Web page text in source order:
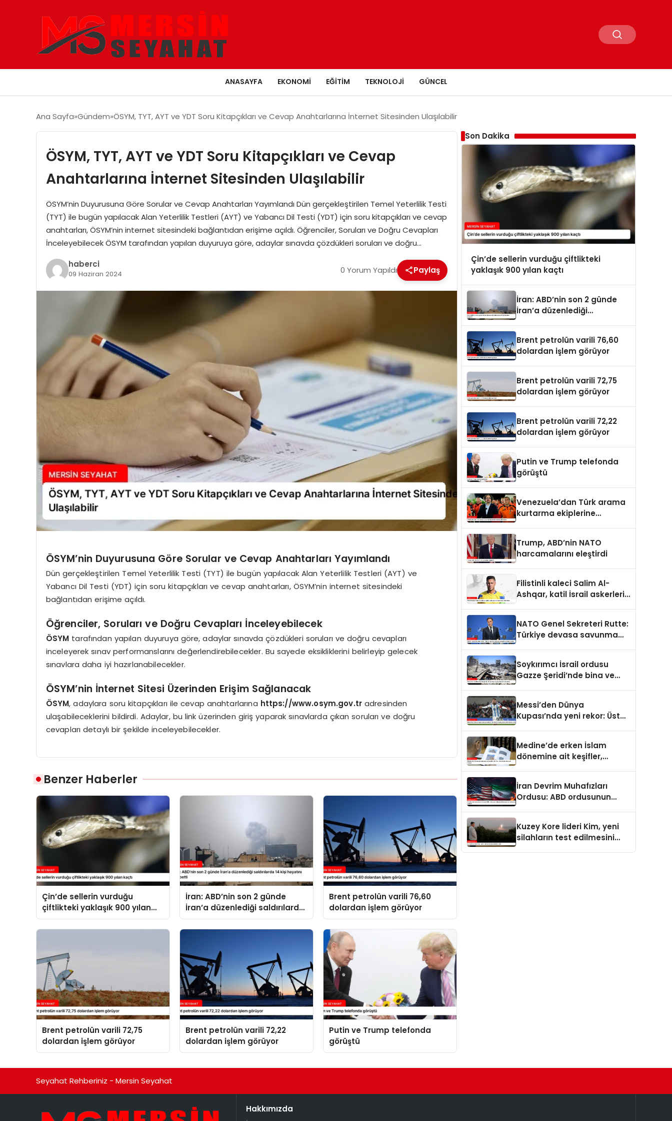
ANASAYFA EKONOMI EĞITIM TEKNOLOJI GÜNCEL
Ana Sayfa Gündem ÖSYM, TYT, AYT ve YDT Soru Kitapçıkları ve Cevap Anahtarlarına İnternet Sitesinden Ulaşılabilir
ÖSYM, TYT, AYT ve YDT Soru Kitapçıkları ve Cevap
Anahtarlarına İnternet Sitesinden Ulaşılabilir
ÖSYM’nin Duyurusuna Göre Sorular ve Cevap Anahtarları Yayımlandı Dün gerçekleştirilen Temel Yeterlilik Testi
(TYT) ile bugün yapılacak Alan Yeterlilik Testleri (AYT) ve Yabancı Dil Testi (YDT) için soru kitapçıkları ve cevap
anahtarları, ÖSYM’nin internet sitesindeki bağlantıdan erişime açıldı. Öğrenciler, Soruları ve Doğru Cevapları
İnceleyebilecek ÖSYM tarafından yapılan duyuruya göre, adaylar sınavda çözdükleri soruları ve doğru…
haberci
09 Haziran 2024 0 Yorum Yapıldı Paylaş
ÖSYM’nin Duyurusuna Göre Sorular ve Cevap Anahtarları Yayımlandı
Dün gerçekleştirilen Temel Yeterlilik Testi (TYT) ile bugün yapılacak Alan Yeterlilik Testleri (AYT) ve
Yabancı Dil Testi (YDT) için soru kitapçıkları ve cevap anahtarları, ÖSYM’nin internet sitesindeki
bağlantıdan erişime açıldı.
Öğrenciler, Soruları ve Doğru Cevapları İnceleyebilecek
ÖSYM tarafından yapılan duyuruya göre, adaylar sınavda çözdükleri soruları ve doğru cevapları
inceleyerek sınav performanslarını değerlendirebilecekler. Bu sayede eksikliklerini belirleyip gelecek
sınavlara daha iyi hazırlanabilecekler.
ÖSYM’nin İnternet Sitesi Üzerinden Erişim Sağlanacak
ÖSYM, adaylara soru kitapçıkları ile cevap anahtarlarına https://www.osym.gov.tr adresinden
ulaşabileceklerini bildirdi. Adaylar, bu link üzerinden giriş yaparak sınavlarda çıkan soruları ve doğru
cevapları detaylı bir şekilde inceleyebilecekler.
Benzer Haberler
Çin’de sellerin vurduğu
çiftlikteki yaklaşık 900 yılan
kaçtı
İran: ABD’nin son 2 günde
İran’a düzenlediği saldırılarda
14 kişi hayatını kaybetti
Brent petrolün varili 76,60
dolardan işlem görüyor
Brent petrolün varili 72,75
dolardan işlem görüyor
Brent petrolün varili 72,22
dolardan işlem görüyor
Putin ve Trump telefonda
görüştü
Son Dakika
Çin’de sellerin vurduğu çiftlikteki
yaklaşık 900 yılan kaçtı
İran: ABD’nin son 2 günde
İran’a düzenlediği
Brent petrolün varili 76,60
dolardan işlem görüyor
Brent petrolün varili 72,75
dolardan işlem görüyor
Brent petrolün varili 72,22
dolardan işlem görüyor
Putin ve Trump telefonda
görüştü
Venezuela’dan Türk arama
kurtarma ekiplerine
Trump, ABD’nin NATO
harcamalarını eleştirdi
Filistinli kaleci Salim Al-
Ashqar, katil İsrail askerleri
NATO Genel Sekreteri Rutte:
Türkiye devasa savunma
Soykırımcı İsrail ordusu
Gazze Şeridi’nde bina ve
Messi’den Dünya
Kupası’nda yeni rekor: Üst
Medine’de erken İslam
dönemine ait keşifler,
İran Devrim Muhafızları
Ordusu: ABD ordusunun
Kuzey Kore lideri Kim, yeni
silahların test edilmesini
Seyahat Rehberiniz - Mersin Seyahat
Hakkımızda